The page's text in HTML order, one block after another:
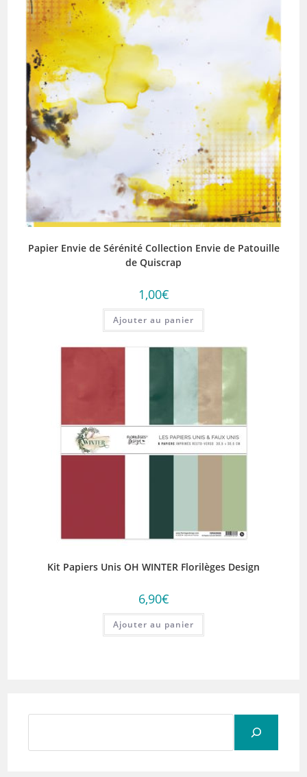
Papier Envie de Sérénité Collection Envie de Patouille
de Quiscrap
1,00€
Ajouter au panier
Kit Papiers Unis OH WINTER Florilèges Design
6,90€
Ajouter au panier